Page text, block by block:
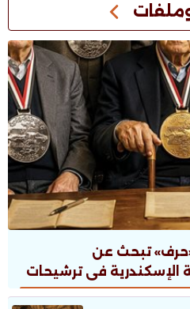
وملفات
تبحث عن
الإسكندرية فى ترشيحات